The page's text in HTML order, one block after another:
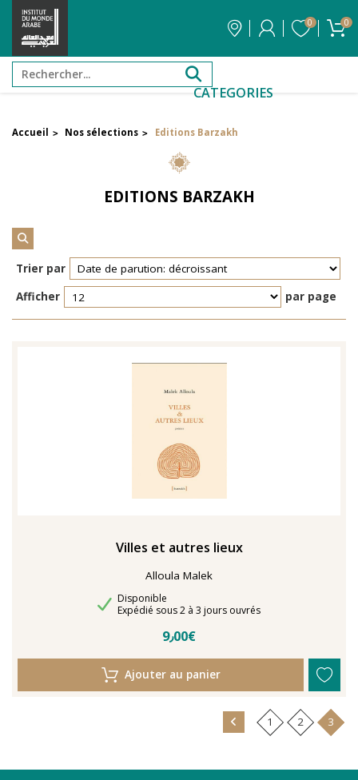
0 0
CATEGORIES
FILTRER PAR PRIX
Filtrer par attribut
Éditeur
Réinitialiser les filtres
TENTER L'ART POUR SOIGNER
Accueil > Nos sélections > Editions Barzakh
EDITIONS BARZAKH
Trier par
Afficher
par page
Villes et autres lieux
Alloula Malek
Disponibilité
Disponible
Délais de livraison
Expédié sous 2 à 3 jours ouvrés
9٫00€
Ajouter au panier
1 2 3